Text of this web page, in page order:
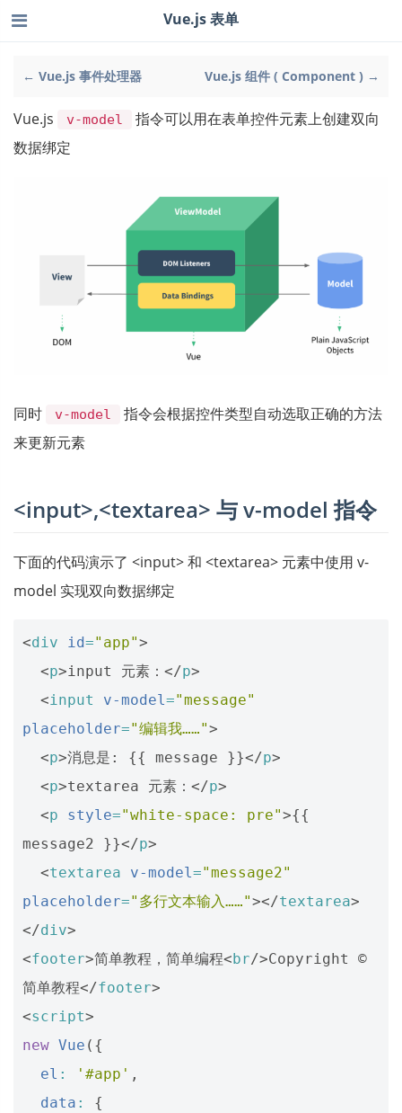
← Vue.js 事件处理器 Vue.js 组件 ( Component ) →
Vue.js 表单
Vue.js v-model
指令可以用在表单控件元素上创建双向
数据绑定
同时 v-model
指令会根据控件类型自动选取正确的方法
来更新元素
<input>,<textarea> 与 v-model 指令
下面的代码演示了 <input> 和 <textarea> 元素中使用 v-
model 实现双向数据绑定
<div id="app">
<p>input 元素： </p>
<input v-model="message"
placeholder="编辑我……">
<p>消息是: {{ message }}</p>
<p>textarea 元素： </p>
<p style="white-space: pre">{{
message2 }}</p>
<textarea v-model="message2"
placeholder="多行文本输入……"></textarea>
</div>
<footer>简单教程，简单编程<br/>Copyright ©
简单教程</footer>
<script>
new Vue ({
el : '#app' ,
data :
{